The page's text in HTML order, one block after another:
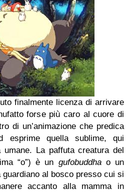
finalmente licenza di arrivare
forse più caro al cuore di
di un’animazione che predica
esprime quella sublime, qui
La paffuta creatura del
“o”) è un gufobuddhao un
guardiano al bosco presso cui si
accanto alla mamma in